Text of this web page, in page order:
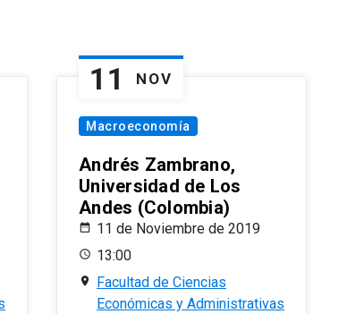
11 NOV
Macroeconomía
Andrés Zambrano,
Universidad de Los
Andes (Colombia)
11 de Noviembre de 2019
13:00
Facultad de Ciencias
Económicas y Administrativas